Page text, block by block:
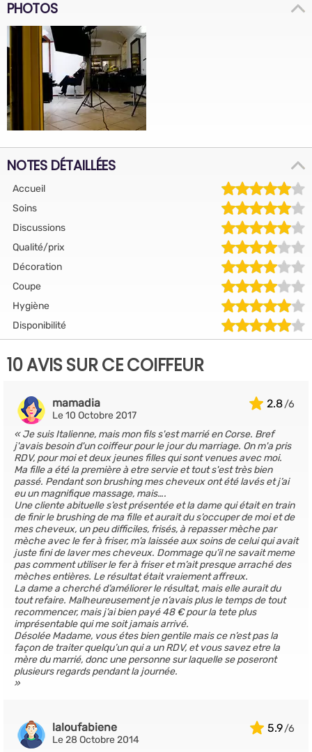
PHOTOS
NOTES DÉTAILLÉES
Accueil
Soins
Discussions
Qualité/prix
Décoration
Coupe
Hygiène
Disponibilité
10 AVIS SUR CE COIFFEUR
2.8
mamadia
Le 10 Octobre 2017
Je suis Italienne, mais mon fils s'est marrié en Corse. Bref
j'avais besoin d'un coiffeur pour le jour du marriage. On m'a pris
RDV, pour moi et deux jeunes filles qui sont venues avec moi.
Ma fille a été la première à etre servie et tout s'est très bien
passé. Pendant son brushing mes cheveux ont été lavés et j’ai
eu un magnifique massage, mais….
Une cliente abituelle s’est présentée et la dame qui était en train
de finir le brushing de ma fille et aurait du s’occuper de moi et de
mes cheveux, un peu difficiles, frisés, à repasser mèche par
mèche avec le fer à friser, m’a laissée aux soins de celui qui avait
juste fini de laver mes cheveux. Dommage qu’il ne savait meme
pas comment utiliser le fer à friser et m’ait presque arraché des
mèches entières. Le résultat était vraiement affreux.
La dame a cherché d’améliorer le résultat, mais elle aurait du
tout refaire. Malheureusement je n’avais plus le temps de tout
recommencer, mais j’ai bien payé 48 € pour la tete plus
imprésentable qui me soit jamais arrivé.
Désolée Madame, vous étes bien gentile mais ce n’est pas la
façon de traiter quelqu’un qui a un RDV, et vous savez etre la
mère du marrié, donc une personne sur laquelle se poseront
plusieurs regards pendant la journée.
5.9
laloufabiene
Le 28 Octobre 2014